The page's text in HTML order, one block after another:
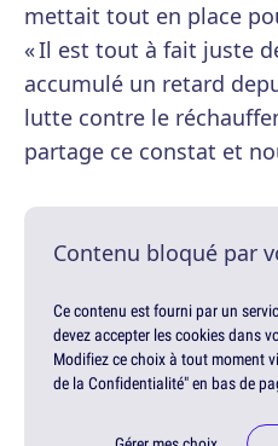
mettait tout en place
« Il est tout à fait juste
accumulé un retard
lutte contre le
partage ce constat et
Contenu bloqué par
Ce contenu est fourni par un
devez accepter les cookies dans
Modifiez ce choix à tout moment
de la Confidentialité" en bas de